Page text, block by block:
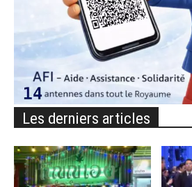
Les derniers articles